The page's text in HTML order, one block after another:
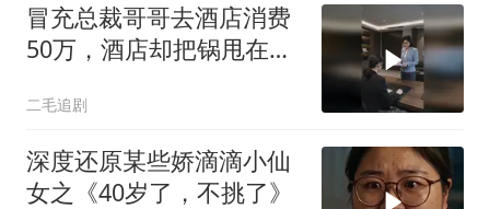
冒充总裁哥哥去酒店消费
50万，酒店却把锅甩在总
二毛追剧
深度还原某些娇滴滴小仙
女之《40岁了，不挑了》